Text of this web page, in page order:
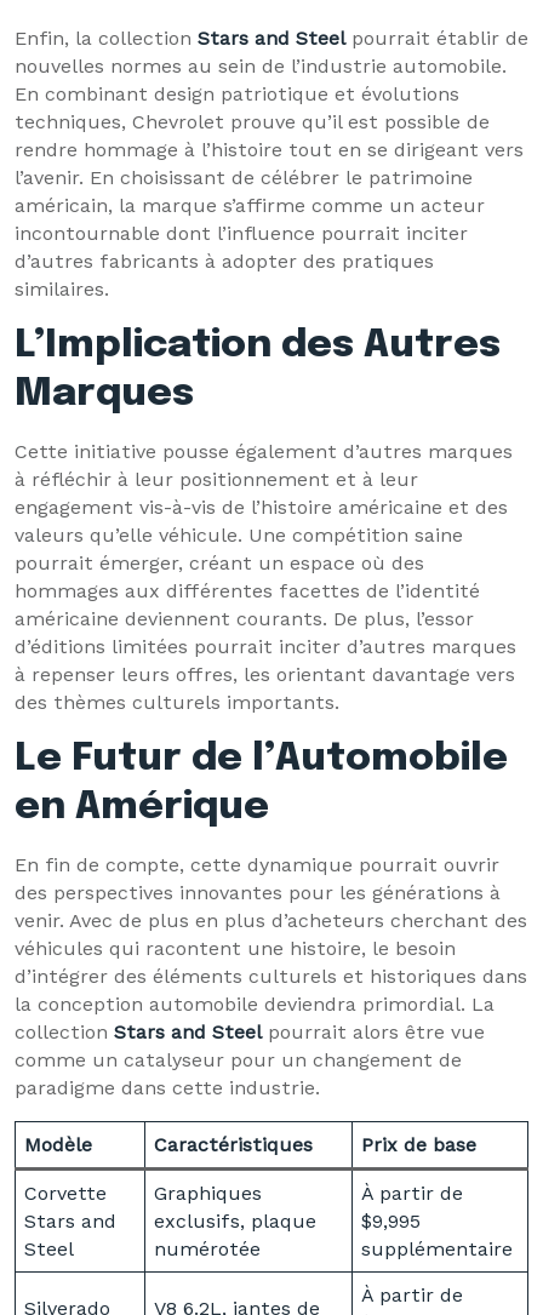
Enfin, la collection Stars and Steelpourrait établir de
nouvelles normes au sein de l’industrie automobile.
En combinant design patriotique et évolutions
techniques, Chevrolet prouve qu’il est possible de
rendre hommage à l’histoire tout en se dirigeant vers
l’avenir. En choisissant de célébrer le patrimoine
américain, la marque s’affirme comme un acteur
incontournable dont l’influence pourrait inciter
d’autres fabricants à adopter des pratiques
similaires.
L’Implication des Autres
Marques
Cette initiative pousse également d’autres marques
à réfléchir à leur positionnement et à leur
engagement vis-à-vis de l’histoire américaine et des
valeurs qu’elle véhicule. Une compétition saine
pourrait émerger, créant un espace où des
hommages aux différentes facettes de l’identité
américaine deviennent courants. De plus, l’essor
d’éditions limitées pourrait inciter d’autres marques
à repenser leurs offres, les orientant davantage vers
des thèmes culturels importants.
Le Futur de l’Automobile
en Amérique
En fin de compte, cette dynamique pourrait ouvrir
des perspectives innovantes pour les générations à
venir. Avec de plus en plus d’acheteurs cherchant des
véhicules qui racontent une histoire, le besoin
d’intégrer des éléments culturels et historiques dans
la conception automobile deviendra primordial. La
collection Stars and Steelpourrait alors être vue
comme un catalyseur pour un changement de
paradigme dans cette industrie.
Modèle Caractéristiques Prix de base
Corvette
Stars and
Steel
Graphiques
exclusifs, plaque
numérotée
À partir de
$9,995
supplémentaire
Silverado
V8 6.2L, jantes de
À partir de